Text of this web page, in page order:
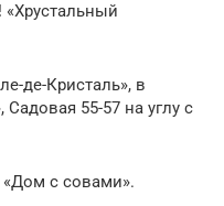
де-Кристаль», в
55-57 на углу с
с совами».